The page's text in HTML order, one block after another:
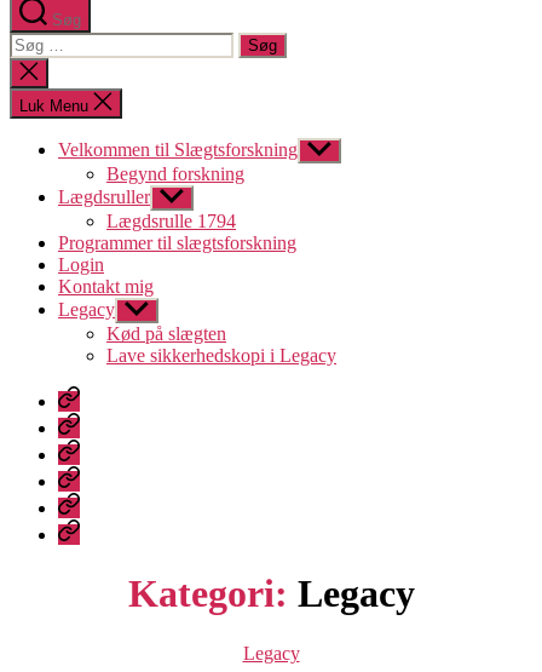
Søg
Søg
efter:
Luk
søgning
Luk Menu
Velkommen til Slægtsforskning Vis
undermenu
Begynd forskning
Lægdsruller Vis
undermenu
Lægdsrulle 1794
Programmer til slægtsforskning
Login
Kontakt mig
Legacy Vis
undermenu
Kød på slægten
Lave sikkerhedskopi i Legacy
Velkommen
til
Slægtsforskning
Lægdsruller
Programmer
til
slægtsforskning
Login
Kontakt
mig
Legacy
Kategori: Legacy
Kategorier
Legacy